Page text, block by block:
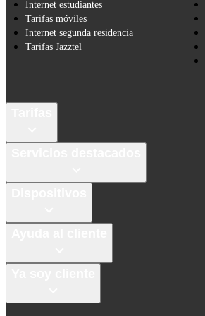
Internet estudiantes
Tarifas móviles
Internet segunda residencia
Tarifas Jazztel